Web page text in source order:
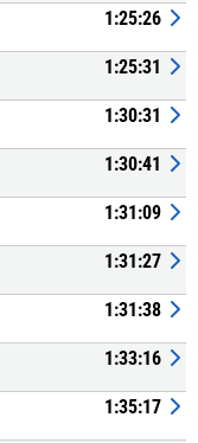
1:25:26
1:25:31
1:30:31
1:30:41
1:31:09
1:31:27
1:31:38
1:33:16
1:35:17